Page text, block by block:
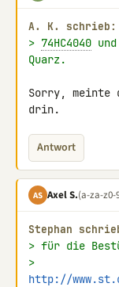
A. K. schrieb:
> 74HC4040
Quarz.
Sorry, meinte
drin.
Antwort
AS Axel S.(a-za-z0-
Stephan
> für die
>
http://